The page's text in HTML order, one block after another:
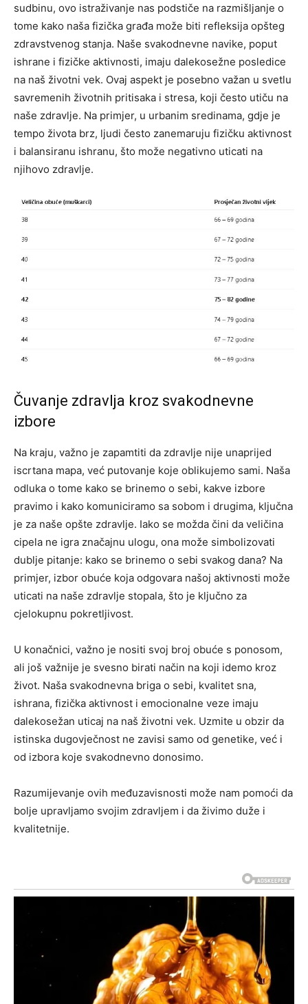
sudbinu, ovo istraživanje nas podstiče na razmišljanje o
tome kako naša fizička građa može biti refleksija opšteg
zdravstvenog stanja. Naše svakodnevne navike, poput
ishrane i fizičke aktivnosti, imaju dalekosežne posledice
na naš životni vek. Ovaj aspekt je posebno važan u svetlu
savremenih životnih pritisaka i stresa, koji često utiču na
naše zdravlje. Na primjer, u urbanim sredinama, gdje je
tempo života brz, ljudi često zanemaruju fizičku aktivnost
i balansiranu ishranu, što može negativno uticati na
njihovo zdravlje.
Čuvanje zdravlja kroz svakodnevne
izbore
Na kraju, važno je zapamtiti da zdravlje nije unaprijed
iscrtana mapa, već putovanje koje oblikujemo sami. Naša
odluka o tome kako se brinemo o sebi, kakve izbore
pravimo i kako komuniciramo sa sobom i drugima, ključna
je za naše opšte zdravlje. Iako se možda čini da veličina
cipela ne igra značajnu ulogu, ona može simbolizovati
dublje pitanje: kako se brinemo o sebi svakog dana? Na
primjer, izbor obuće koja odgovara našoj aktivnosti može
uticati na naše zdravlje stopala, što je ključno za
cjelokupnu pokretljivost.
U konačnici, važno je nositi svoj broj obuće s ponosom,
ali još važnije je svesno birati način na koji idemo kroz
život. Naša svakodnevna briga o sebi, kvalitet sna,
ishrana, fizička aktivnost i emocionalne veze imaju
dalekosežan uticaj na naš životni vek. Uzmite u obzir da
istinska dugovječnost ne zavisi samo od genetike, već i
od izbora koje svakodnevno donosimo.
Razumijevanje ovih međuzavisnosti može nam pomoći da
bolje upravljamo svojim zdravljem i da živimo duže i
kvalitetnije.